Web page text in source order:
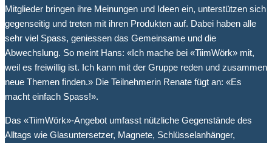
Mitglieder bringen ihre Meinungen und Ideen ein, unterstützen sich
gegenseitig und treten mit ihren Produkten auf. Dabei haben alle
sehr viel Spass, geniessen das Gemeinsame und die
Abwechslung. So meint Hans: «Ich mache bei «TiimWörk» mit,
weil es freiwillig ist. Ich kann mit der Gruppe reden und zusammen
neue Themen finden.» Die Teilnehmerin Renate fügt an: «Es
macht einfach Spass!».
Das «TiimWörk»-Angebot umfasst nützliche Gegenstände des
Alltags wie Glasuntersetzer, Magnete, Schlüsselanhänger,